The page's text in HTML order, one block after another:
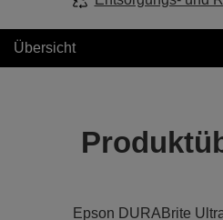
Übersicht
Epson DURABrite